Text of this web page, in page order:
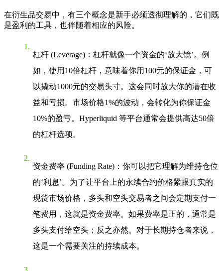
在衍生品交易中，有三个概念是新手必须透彻理解的，它们既
是盈利的工具，也伴随着相应的风险。
杠杆 (Leverage) ：杠杆就像一个资金的‘放大镜’。例
如，使用10倍杠杆，意味着你用100元的保证金，可
以撬动1000元的交易头寸。这会同时放大你的潜在收
益和亏损。市场价格1%的波动，会转化为你保证金
10%的盈亏。 Hyperliquid 等平台通常会提供高达50倍
的杠杆选项。
资金费率 (Funding Rate) ：你可以把它理解为维持仓位
的‘利息’。为了让平台上的永续合约价格紧跟真实的
现货市场价格，多头和空头交易者之间会定期支付一
笔费用，这就是资金费率。如果费率是正的，通常是
多头支付给空头；反之亦然。对于长期持仓者来说，
这是一个需要关注的持续成本。